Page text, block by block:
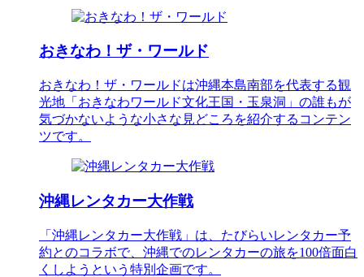
おきなわ！ザ・ワールド
おきなわ！ザ・ワールドは沖縄本島南部を代表する観
光地「おきなわワールド文化王国・玉泉洞」の誰もが
気づかないような小さな見どころを紹介するコンテン
ツです。
沖縄レンタカー大作戦
「沖縄レンタカー大作戦」は、たびらいレンタカー予
約とのコラボで、沖縄でのレンタカーの旅を100倍面白
くしようという特別企画です。